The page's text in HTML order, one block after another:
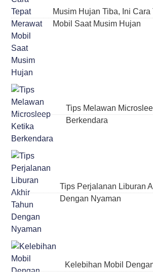
Musim Hujan Tiba, Ini Cara
Mobil Saat Musim Hujan
Tips Melawan
Berkendara
Tips Perjalanan Liburan
Dengan Nyaman
Kelebihan Mobil